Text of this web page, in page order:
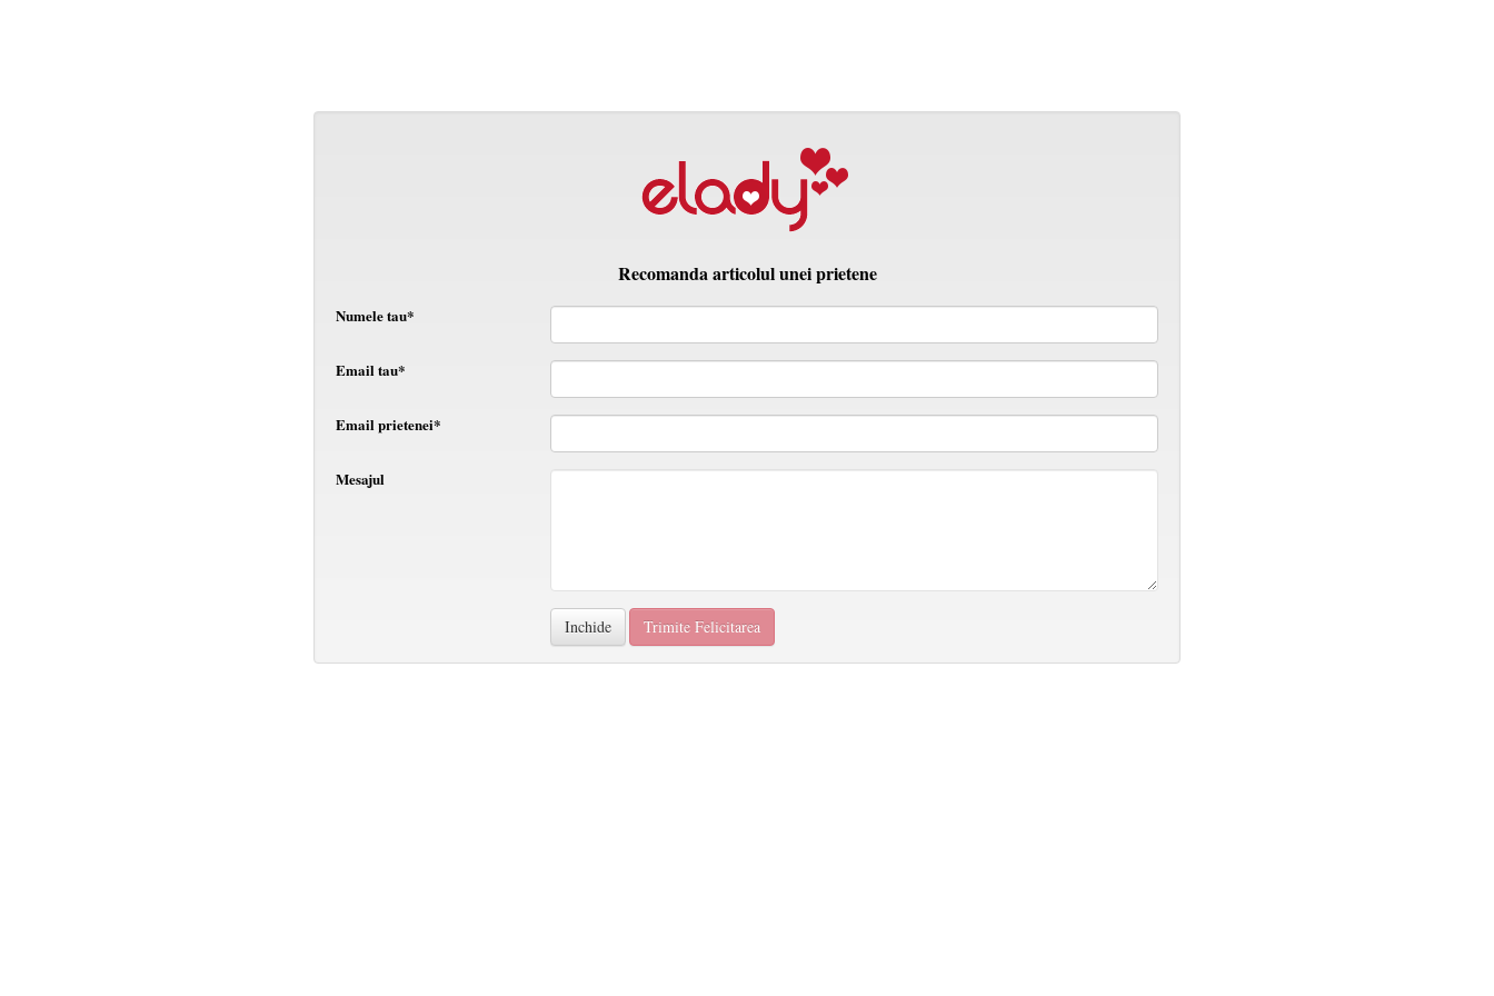
Recomanda articolul unei prietene
Numele tau*
Email tau*
Email prietenei*
Mesajul